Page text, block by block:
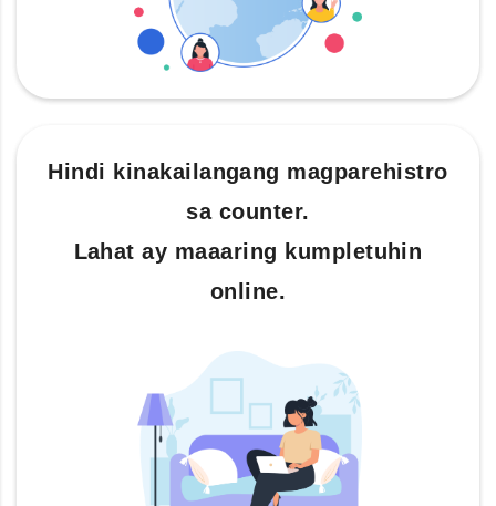
Hindi kinakailangang magparehistro
sa counter.
Lahat ay maaaring kumpletuhin
online.